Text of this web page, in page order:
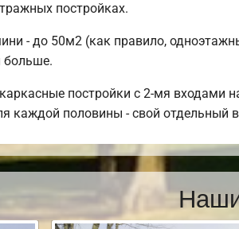
постройках.
- до 50м2 (как правило,
больше.
постройки с 2-мя входами
каждой половины - свой отдельный